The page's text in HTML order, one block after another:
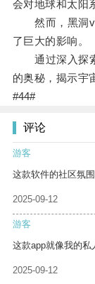
会对地球和太阳
然而，黑洞vp
了巨大的影响。
通过深入探索
的奥秘，揭示宇
#44#
评论
游客
这款软件的社区氛
2025-09-12
游客
这款app就像我的私
2025-09-12